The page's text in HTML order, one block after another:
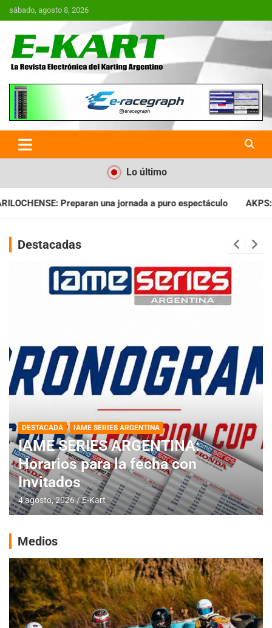
Saltar
al
sábado, agosto 8, 2026
E-Kart.com.ar | La Revista
Electrónica del Karting en
Argentina
Lo último
a puro espectáculo AKPS: Intervino la IGJ y oficializó el
Destacadas
DESTACADA IAME SERIES ARGENTINA
IAME SERIES ARGENTINA:
Horarios para la fecha con
Invitados
4 agosto, 2026 E-Kart
Medios